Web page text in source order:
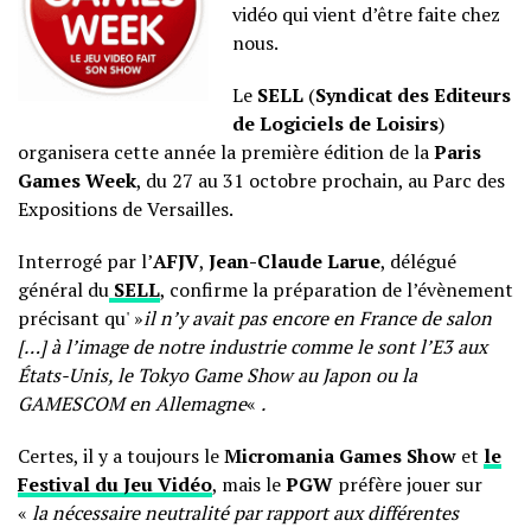
vidéo qui vient d’être faite chez
nous.
Le SELL (Syndicat des Editeurs
de Logiciels de Loisirs)
organisera cette année la première édition de laParis
Games Week, du 27 au 31 octobre prochain, au Parc des
Expositions de Versailles.
Interrogé par l’AFJV, Jean-Claude Larue, délégué
général du SELL, confirme la préparation de l’évènement
précisant qu' »il n’y avait pas encore en France de salon
[…] à l’image de notre industrie comme le sont l’E3 aux
États-Unis, le Tokyo Game Show au Japon ou la
GAMESCOM en Allemagne« .
Certes, il y a toujours leMicromania Games Show et le
Festival du Jeu Vidéo, mais lePGW préfère jouer sur
« la nécessaire neutralité par rapport aux différentes